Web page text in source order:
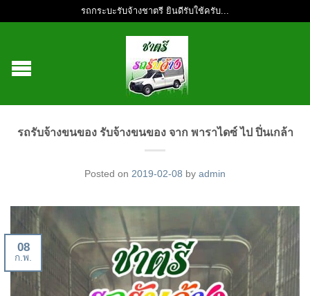
รถกระบะรับจ้างชาตรี ยินดีรับใช้ครับ...
รถรับจ้างขนของ รับจ้างขนของ จาก พาราไดซ์ ไป ปิ่นเกล้า
Posted on 2019-02-08 by admin
08
ก.พ.